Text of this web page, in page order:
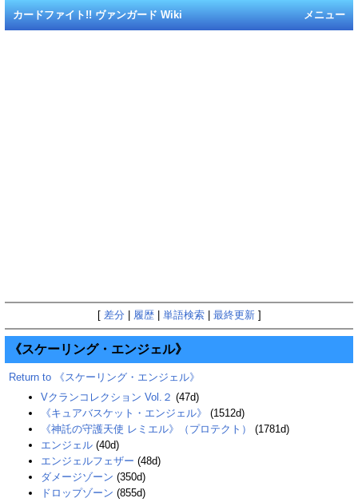
メニュー
カードファイト!! ヴァンガード Wiki
[ 差分 履歴| 単語検索| 最終更新]
《スケーリング・エンジェル》
Return to 《スケーリング・エンジェル》
Vクランコレクション Vol.２ (47d)
《キュアバスケット・エンジェル》
(1512d)
《神託の守護天使 レミエル》（プロテクト）
(1781d)
エンジェル (40d)
エンジェルフェザー (48d)
ダメージゾーン (350d)
ドロップゾーン (855d)